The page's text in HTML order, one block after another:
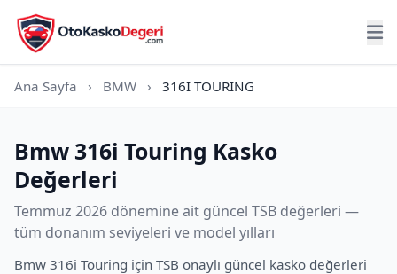
Ana Sayfa › BMW › 316I TOURING
Bmw 316i Touring Kasko
Değerleri
Temmuz 2026 dönemine ait güncel TSB değerleri —
tüm donanım seviyeleri ve model yılları
Bmw 316i Touring için TSB onaylı güncel kasko değerleri